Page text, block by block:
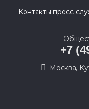
Контакты пресс-
+7
Москва,